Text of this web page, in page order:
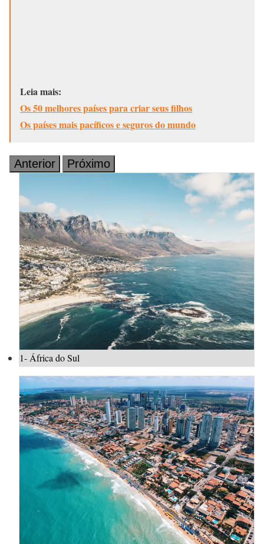
Leia mais:
Os 50 melhores países para criar seus filhos
Os países mais pacíficos e seguros do mundo
Anterior Próximo
1- África do Sul